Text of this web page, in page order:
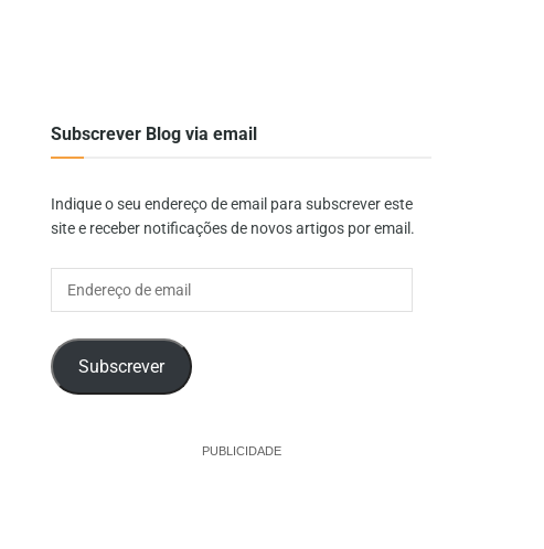
Subscrever Blog via email
Indique o seu endereço de email para subscrever este
site e receber notificações de novos artigos por email.
Subscrever
PUBLICIDADE